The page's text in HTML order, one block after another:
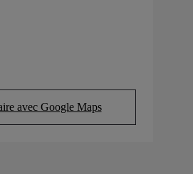
avec Google Maps
(Opens in new tab)